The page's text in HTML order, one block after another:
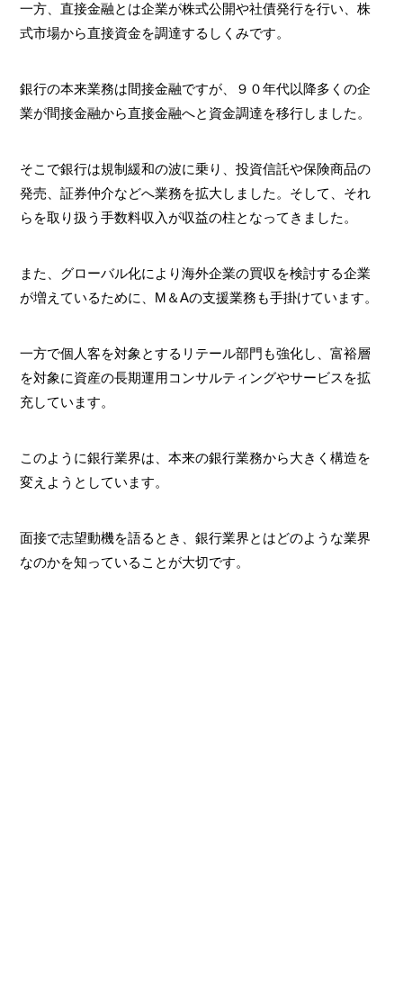
一方、直接金融とは企業が株式公開や社債発行を行い、株
式市場から直接資金を調達するしくみです。
銀行の本来業務は間接金融ですが、９０年代以降多くの企
業が間接金融から直接金融へと資金調達を移行しました。
そこで銀行は規制緩和の波に乗り、投資信託や保険商品の
発売、証券仲介などへ業務を拡大しました。そして、それ
らを取り扱う手数料収入が収益の柱となってきました。
また、グローバル化により海外企業の買収を検討する企業
が増えているために、M＆Aの支援業務も手掛けています。
一方で個人客を対象とするリテール部門も強化し、富裕層
を対象に資産の長期運用コンサルティングやサービスを拡
充しています。
このように銀行業界は、本来の銀行業務から大きく構造を
変えようとしています。
面接で志望動機を語るとき、銀行業界とはどのような業界
なのかを知っていることが大切です。